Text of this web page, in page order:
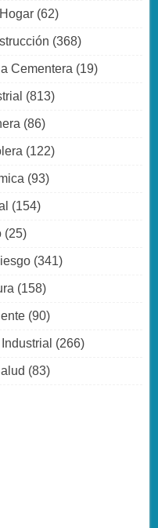
(62)
(368)
Cementera (19)
(813)
(86)
(122)
(93)
(154)
(25)
(341)
(158)
(90)
(266)
(83)